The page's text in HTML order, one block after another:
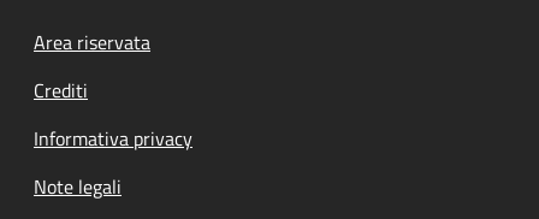
Footer menu
Area riservata
Crediti
Informativa privacy
Note legali